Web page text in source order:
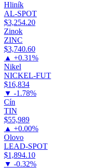
Hliník
AL-SPOT
$3,254.20
Zinok
ZINC
$3,740.60
▲ +0.31%
Nikel
NICKEL-FUT
$16,834
▼ -1.78%
Cín
TIN
$55,989
▲ +0.00%
Olovo
LEAD-SPOT
$1,894.10
▼ -0.32%